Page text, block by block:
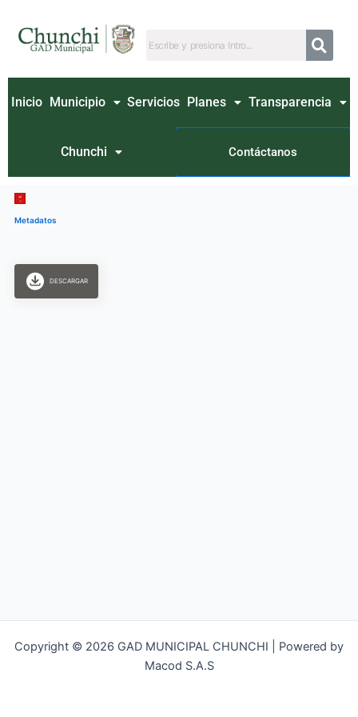
contenido
Inicio Municipio Servicios Planes Transparencia
Chunchi Contáctanos
Metadatos
DESCARGAR
Copyright © 2026 GAD MUNICIPAL CHUNCHI | Powered by
Macod S.A.S